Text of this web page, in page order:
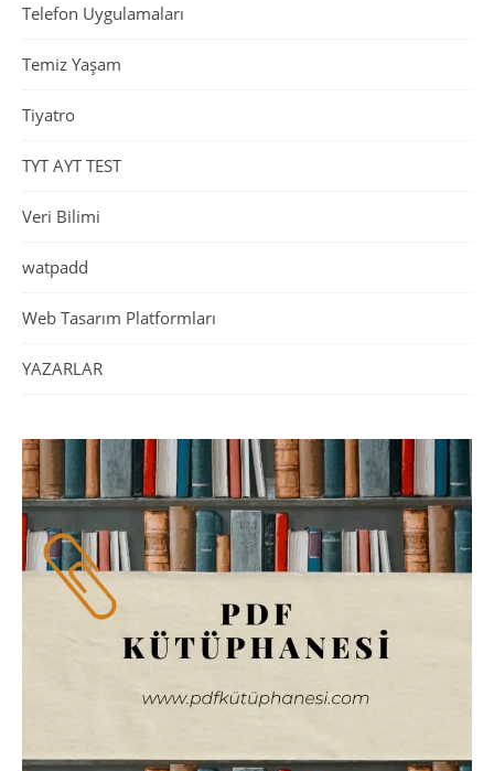
Telefon Uygulamaları
Temiz Yaşam
Tiyatro
TYT AYT TEST
Veri Bilimi
watpadd
Web Tasarım Platformları
YAZARLAR